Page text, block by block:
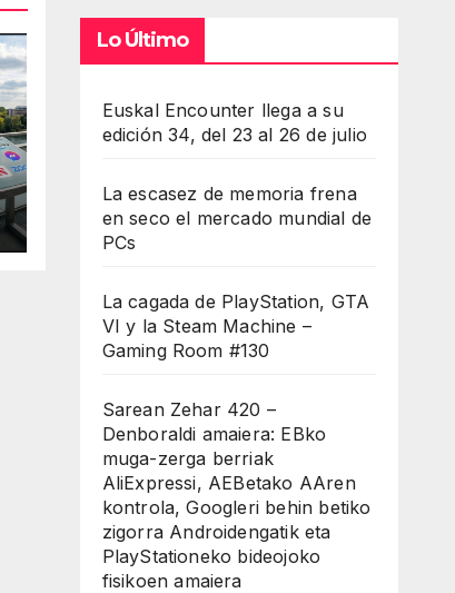
Lo Último
Euskal Encounter llega a su
edición 34, del 23 al 26 de julio
La escasez de memoria frena
en seco el mercado mundial de
PCs
La cagada de PlayStation, GTA
VI y la Steam Machine –
Gaming Room #130
Sarean Zehar 420 –
Denboraldi amaiera: EBko
muga-zerga berriak
AliExpressi, AEBetako AAren
kontrola, Googleri behin betiko
zigorra Androidengatik eta
PlayStationeko bideojoko
fisikoen amaiera